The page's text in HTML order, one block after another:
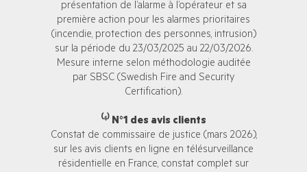
présentation de l’alarme à l’opérateur et sa
première action pour les alarmes prioritaires
(incendie, protection des personnes, intrusion)
sur la période du 23/03/2025 au 22/03/2026.
Mesure interne selon méthodologie auditée
par SBSC (Swedish Fire and Security
Certification).
⁽⁴⁾ N°1 des avis clients
Constat de commissaire de justice (mars 2026),
sur les avis clients en ligne en télésurveillance
résidentielle en France, constat complet sur